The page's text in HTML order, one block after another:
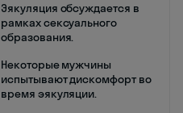
Эякуляция обсуждается в
рамках сексуального
образования.
Некоторые мужчины
испытывают дискомфорт во
время эякуляции.